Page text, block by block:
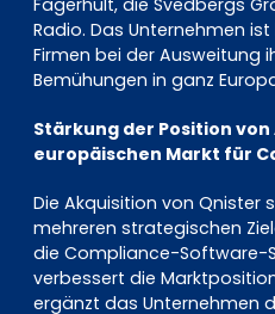
Radio. Das Unternehmen
Firmen bei der Ausweitung
Bemühungen in ganz
Stärkung der Position
europäischen Markt für
Die Akquisition von Qnister
mehreren strategischen
die Compliance-Software-
verbessert die
ergänzt das Unternehmen